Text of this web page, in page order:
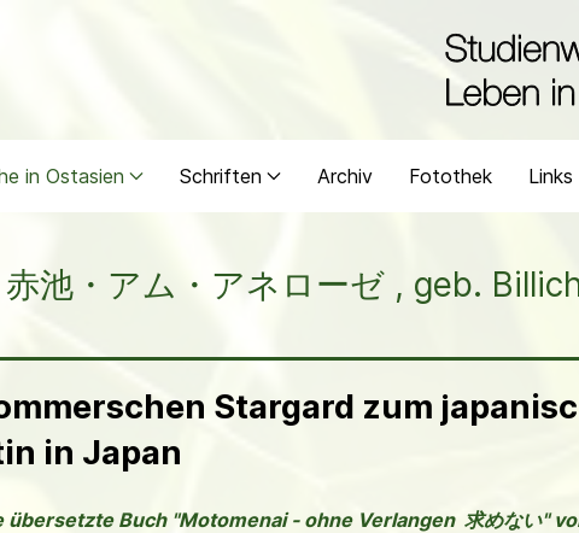
in Ostasien Schriften Archiv Fotothek Links
池・アム・アネローゼ , geb.
Stargard zum
in Japan
Buch "Motomenai - ohne Verlangen 求めない"